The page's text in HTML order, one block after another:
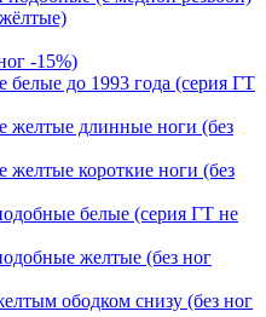
-15%)
до 1993 года (серия ГТ
длинные ноги (без
короткие ноги (без
белые (серия ГТ не
желтые (без ног
ободком снизу (без ног